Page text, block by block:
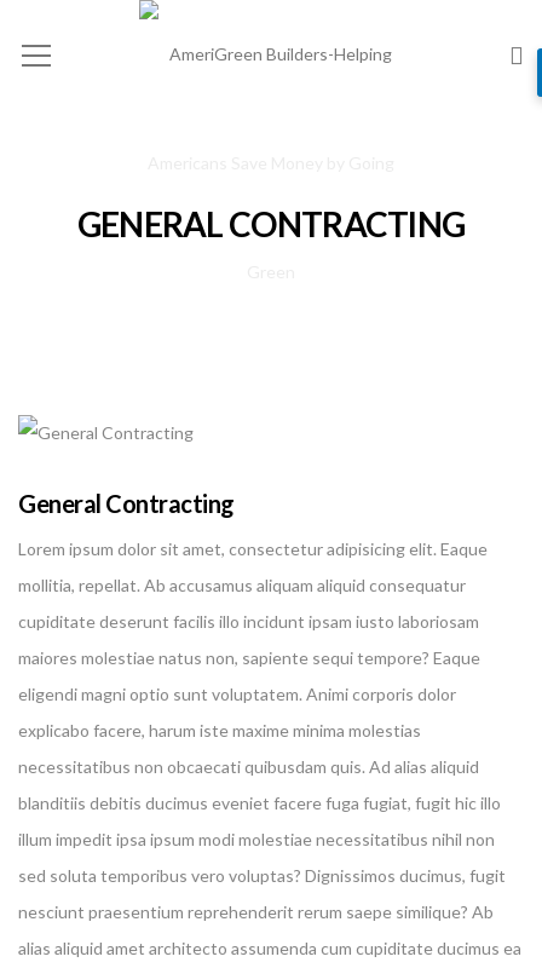
GENERAL CONTRACTING
General Contracting
Lorem ipsum dolor sit amet, consectetur adipisicing elit. Eaque
mollitia, repellat. Ab accusamus aliquam aliquid consequatur
cupiditate deserunt facilis illo incidunt ipsam iusto laboriosam
maiores molestiae natus non, sapiente sequi tempore? Eaque
eligendi magni optio sunt voluptatem. Animi corporis dolor
explicabo facere, harum iste maxime minima molestias
necessitatibus non obcaecati quibusdam quis. Ad alias aliquid
blanditiis debitis ducimus eveniet facere fuga fugiat, fugit hic illo
illum impedit ipsa ipsum modi molestiae necessitatibus nihil non
sed soluta temporibus vero voluptas? Dignissimos ducimus, fugit
nesciunt praesentium reprehenderit rerum saepe similique? Ab
alias aliquid amet architecto assumenda cum cupiditate ducimus ea